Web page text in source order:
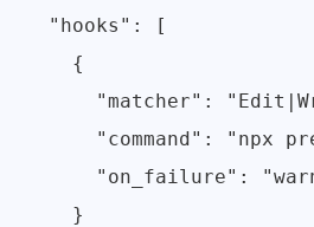
  "hooks": [
    {
"matcher":
"command": "npx
"on_failure":
    }